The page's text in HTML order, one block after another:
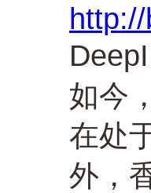
如今
在处
外，